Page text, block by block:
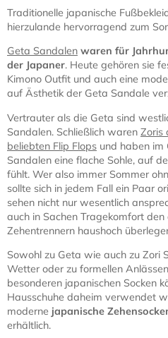
Traditionelle japanische
hierzulande hervorragend zum
Geta Sandalen waren für
der Japaner. Heute gehören sie
Kimono Outfit und auch eine
auf Ästhetik der Geta Sandale
Vertrauter als die Geta sind
Sandalen. Schließlich waren Zoris
beliebten Flip Flops und haben im
Sandalen eine flache Sohle, auf
fühlt. Wer also immer Sommer
sollte sich in jedem Fall ein Paar
sehen nicht nur wesentlich
auch in Sachen Tragekomfort
Zehentrennern haushoch
Sowohl zu Geta wie auch zu Zori
Wetter oder zu formellen Anlässen
besonderen japanischen Socken
Hausschuhe daheim verwendet
moderne japanische
erhältlich.